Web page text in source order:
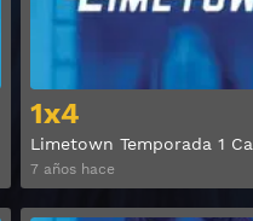
1x4
Limetown Temporada 1
7 años hace